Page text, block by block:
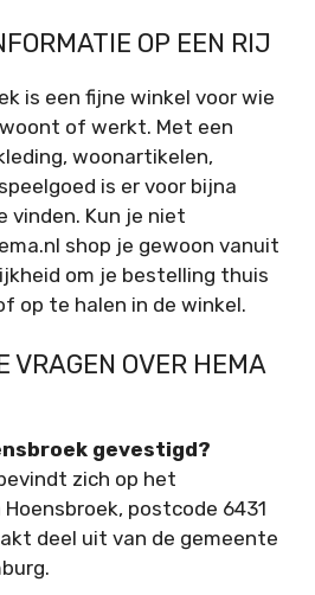
OP EEN RIJ
is een fijne winkel voor wie
of werkt. Met een
woonartikelen,
is er voor bijna
vinden. Kun je niet
shop je gewoon vanuit
om je bestelling thuis
op te halen in de winkel.
VRAGEN OVER HEMA
gevestigd?
zich op het
postcode 6431
deel uit van de gemeente